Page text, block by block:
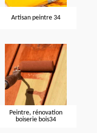
Artisan peintre 34
Peintre, rénovation
boiserie bois34